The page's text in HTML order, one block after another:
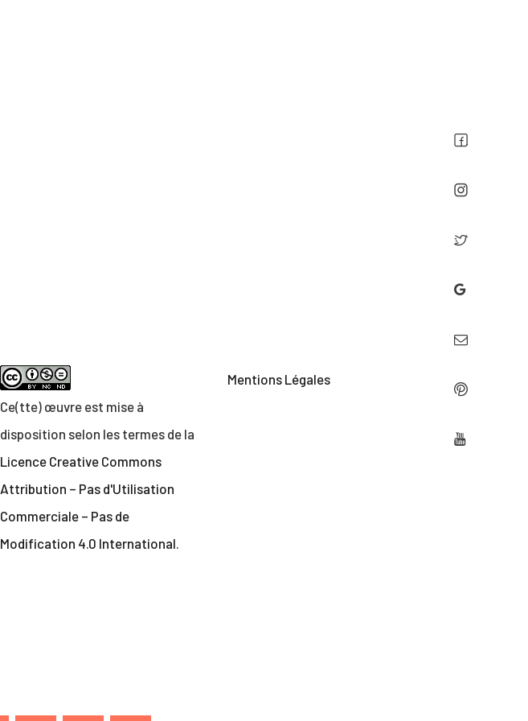
Ce(tte) œuvre est mise à
disposition selon les termes de la
Licence Creative Commons
Attribution – Pas d'Utilisation
Commerciale – Pas de
Modification 4.0 International.
Mentions Légales